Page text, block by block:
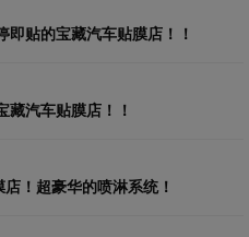
贴的宝藏汽车贴膜店！！
藏汽车贴膜店！！
！超豪华的喷淋系统！